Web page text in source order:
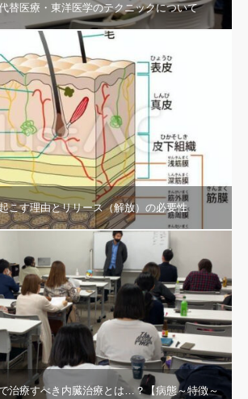
替医療・東洋医学のテクニックについて
こす理由とリリース（解放）の必要性
治療すべき内臓治療とは…？【病態～特徴～